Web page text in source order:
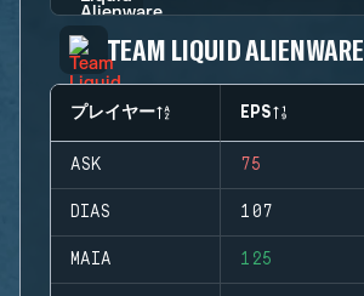
TEAM LIQUID ALIENWARE
プレイヤー EPS
ASK 75
DIAS 107
MAIA 125